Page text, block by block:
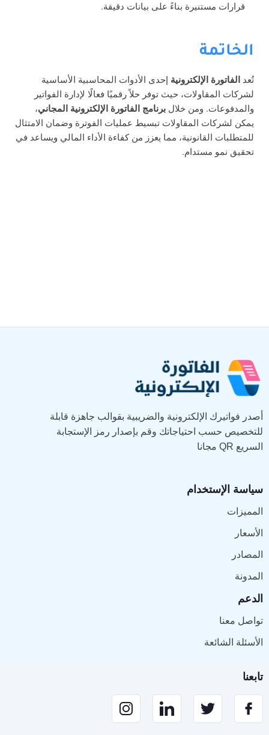
قرارات مستنيرة بناءً على بيانات دقيقة.
الخاتمة
تُعد الفاتورة الإلكترونية إحدى الأدوات المحاسبية الأساسية
لشركات المقاولات، حيث توفر حلاً رقميًا فعالًا لإدارة الفواتير
والمدفوعات. ومن خلال برنامج الفاتورة الإلكترونية المجاني،
يمكن لشركات المقاولات تبسيط عمليات الفوترة وضمان الامتثال
للمتطلبات القانونية، مما يعزز من كفاءة الأداء المالي ويساعد في
تحقيق نمو مستدام.
أصدر فواتيرك الإلكترونية والضريبية بقوالب جاهزة قابلة
للتخصيص حسب احتياجاتك وقم بإصدار رمز الإستجابة
السريع QR مجانا
سياسة الإستخدام
المميزات
الأسعار
المصادر
المدونة
الدعم
تواصل معنا
الأسئلة الشائعة
تابعنا